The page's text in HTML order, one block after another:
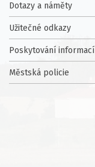
Dotazy a náměty
Užitečné odkazy
Poskytování informací
Městská policie